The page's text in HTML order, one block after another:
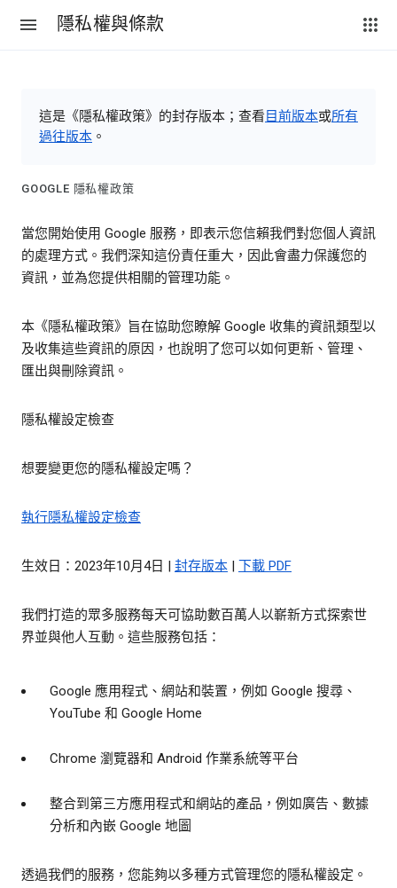
隱私權與條款
這是《隱私權政策》的封存版本；查看 目前版本或所有
過往版本 。
GOOGLE 隱私權政策
當您開始使用 Google 服務，即表示您信賴我們對您個人資訊
的處理方式。我們深知這份責任重大，因此會盡力保護您的
資訊，並為您提供相關的管理功能。
本《隱私權政策》旨在協助您瞭解 Google 收集的資訊類型以
及收集這些資訊的原因，也說明了您可以如何更新、管理、
匯出與刪除資訊。
隱私權設定檢查
想要變更您的隱私權設定嗎？
執行隱私權設定檢查
生效日：2023年10月4日 | 封存版本 | 下載 PDF
我們打造的眾多服務每天可協助數百萬人以嶄新方式探索世
界並與他人互動。這些服務包括：
Google 應用程式、網站和裝置，例如 Google 搜尋、
YouTube 和 Google Home
Chrome 瀏覽器和 Android 作業系統等平台
整合到第三方應用程式和網站的產品，例如廣告、數據
分析和內嵌 Google 地圖
透過我們的服務，您能夠以多種方式管理您的隱私權設定。